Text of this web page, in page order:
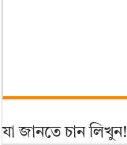
যা জানতে চান লিখুন!